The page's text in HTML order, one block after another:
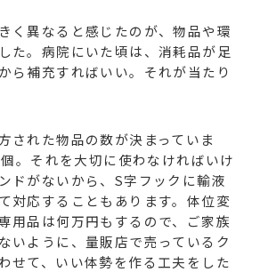
く異なると感じたのが、物品や環
た。病院にいた頃は、消耗品が足
ら補充すればいい。それが当たり
された物品の数が決まっていま
。それを大切に使わなければいけ
ドがないから、S字フックに輸液
対応することもあります。体位変
用品は何万円もするので、ご家族
いように、量販店で売っているク
せて、いい体勢を作る工夫をした